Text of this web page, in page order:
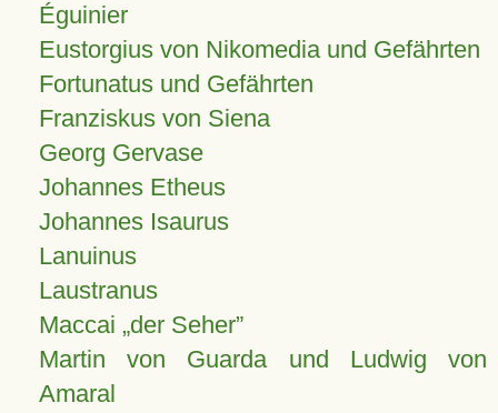
Éguinier
Eustorgius von Nikomedia und Gefährten
Fortunatus und Gefährten
Franziskus von Siena
Georg Gervase
Johannes Etheus
Johannes Isaurus
Lanuinus
Laustranus
Maccai „der Seher”
Martin von Guarda und Ludwig von
Amaral